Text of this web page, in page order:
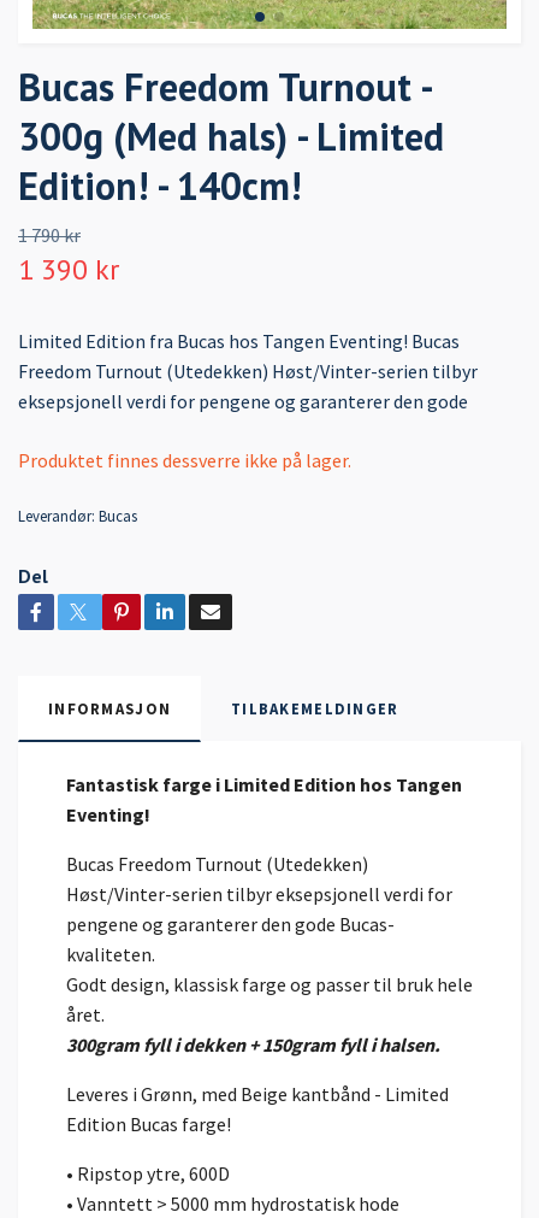
Bucas Freedom Turnout -
300g (Med hals) - Limited
Edition! - 140cm!
1 790 kr
1 390 kr
Limited Edition fra Bucas hos Tangen Eventing! Bucas
Freedom Turnout (Utedekken) Høst/Vinter-serien tilbyr
eksepsjonell verdi for pengene og garanterer den gode
Produktet finnes dessverre ikke på lager.
Leverandør: Bucas
Del
INFORMASJON TILBAKEMELDINGER
Fantastisk farge i Limited Edition hos Tangen
Eventing!
Bucas Freedom Turnout (Utedekken)
Høst/Vinter-serien tilbyr eksepsjonell verdi for
pengene og garanterer den gode Bucas-
kvaliteten.
Godt design, klassisk farge og passer til bruk hele
året.
300gram fyll i dekken + 150gram fyll i halsen.
Leveres i Grønn, med Beige kantbånd - Limited
Edition Bucas farge!
• Ripstop ytre, 600D
• Vanntett > 5000 mm hydrostatisk hode